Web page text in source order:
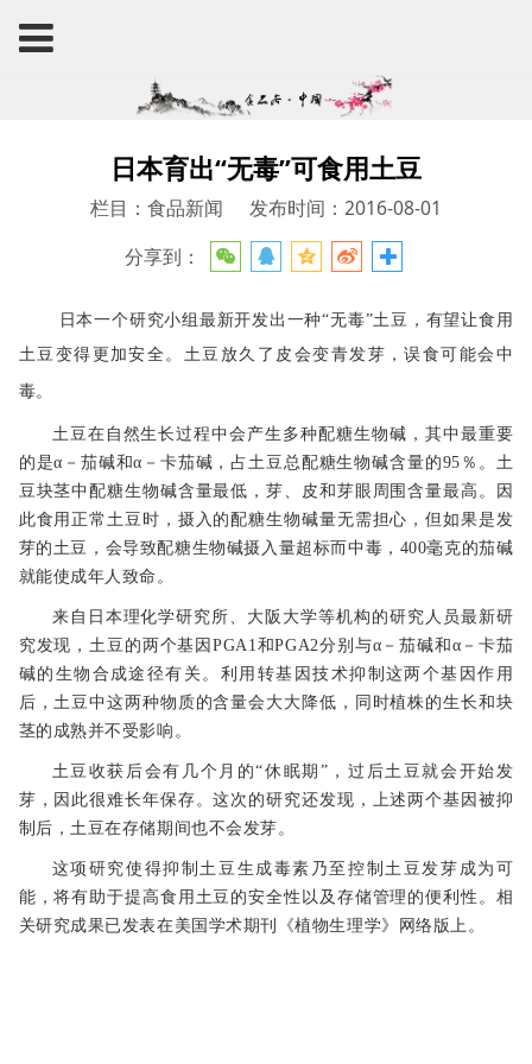
日本育出“无毒”可食用土豆
栏目：食品新闻
发布时间：2016-08-01
分享到：
日本一个研究小组最新开发出一种“无毒”土豆，有望让食用
土豆变得更加安全。 土豆放久了皮会变青发芽 ，误食可能会 中
毒。
土豆在自然生长过程中会产生多种配糖生物碱，其中最重要
的是α－茄碱和α－卡茄碱，占土豆总配糖生物碱含量的95％。土
豆块茎中配糖生物碱含量最低，芽、皮和芽眼周围含量最高。因
此食用正常土豆时，摄入的配糖生物碱量无需担心，但如果是发
芽的土豆，会导致配糖生物碱摄入量超标而中毒，400毫克的茄碱
就能使成年人致命。
来自日本理化学研究所、大阪大学等机构的研究人员最新研
究发现，土豆的两个基因PGA1和PGA2分别与α－茄碱和α－卡茄
碱的生物合成途径有关。利用转基因技术抑制这两个基因作用
后，土豆中这两种物质的含量会大大降低，同时植株的生长和块
茎的成熟并不受影响。
土豆收获后会有几个月的“休眠期”，过后土豆就会开始发
芽，因此很难长年保存。这次的研究还发现，上述两个基因被抑
制后，土豆在存储期间也不会发芽。
这项研究使得抑制土豆生成毒素乃至控制土豆发芽成为可
能，将有助于提高食用土豆的安全性以及存储管理的便利性。相
关研究成果已发表在美国学术期刊《植物生理学》网络版上。